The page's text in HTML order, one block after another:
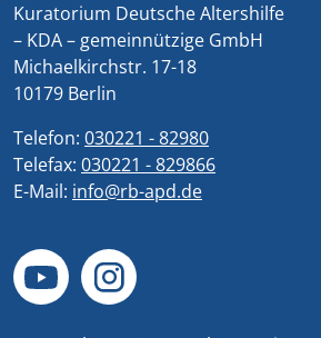
Kuratorium Deutsche Altershilfe
– KDA – gemeinnützige GmbH
Michaelkirchstr. 17-18
10179 Berlin
Telefon: 030221 - 82980
Telefax: 030221 - 829866
E-Mail: info@rb-apd.de